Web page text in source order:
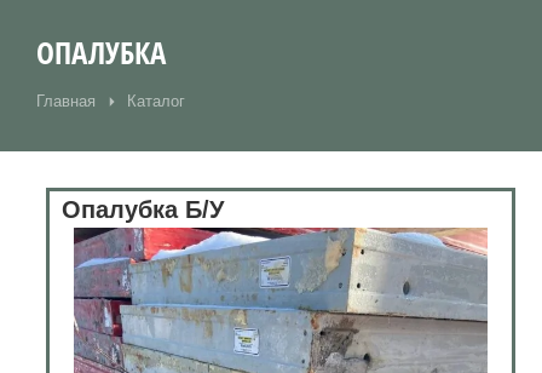
ОПАЛУБКА
Вы здесь:
Главная Каталог
Опалубка Б/У